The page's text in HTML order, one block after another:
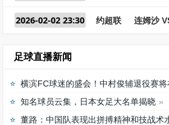
2026-02-02 23:30 约超联 连姆沙
足球直播新闻
横滨FC球迷的盛会！中村俊辅退役赛将
知名球员云集，日本女足大名单揭晓
董路：中国队表现出拼搏精神和技战术